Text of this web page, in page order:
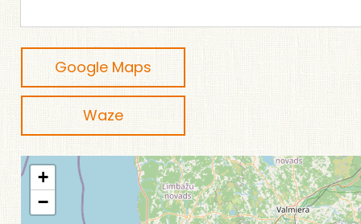
Google Maps
Waze
+
−